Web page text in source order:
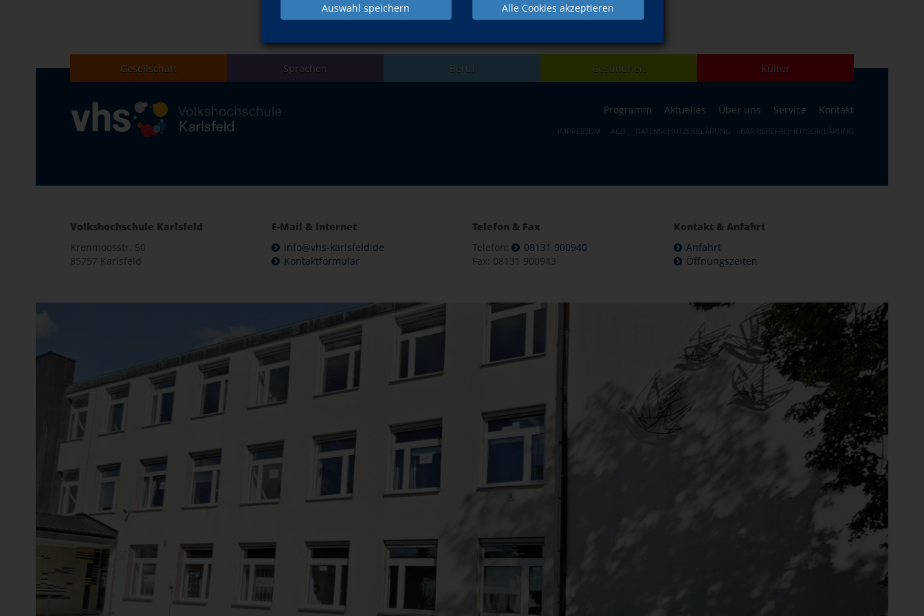
Auswahl speichern Alle Cookies akzeptieren
Gesellschaft Sprachen Beruf Gesundheit Kultur
Programm Aktuelles Über uns Service Kontakt
IMPRESSUM AGB DATENSCHUTZERKLÄRUNG BARRIEREFREIHEITSERKLÄRUNG
Volkshochschule Karlsfeld
Krenmoosstr. 50
85757 Karlsfeld
E-Mail & Internet
info@vhs-karlsfeld.de
Kontaktformular
Telefon & Fax
Telefon:
08131 900940
Fax: 08131 900943
Kontakt & Anfahrt
Anfahrt
Öffnungszeiten